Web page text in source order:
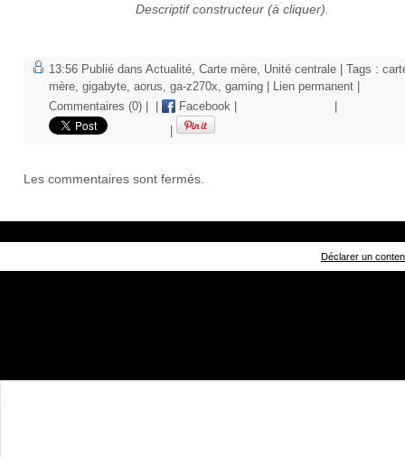
Descriptif constructeur (à cliquer).
13:56 Publié dans Actualité, Carte mère, Unité centrale | Tags :
mère, gigabyte, aorus, ga-z270x, gaming Lien permanent
Commentaires (0)
Facebook
Les commentaires sont fermés.
Déclarer un